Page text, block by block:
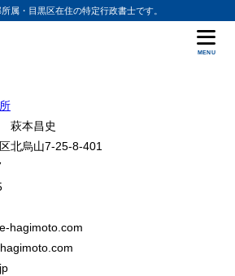
属・目黒区在住の特定行政書士です。
MENU
萩本昌史
北烏山7-25-8-401
管理権原者とは？
原者
務者は誰か？
理権原者
防火管理者の選任と消防計画の届出義務
を選任し、消防計画を提出しなければならない場